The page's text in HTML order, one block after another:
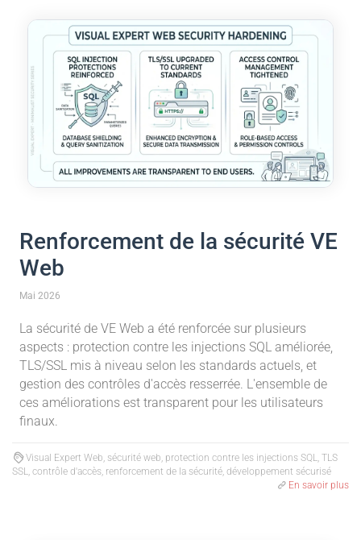
Renforcement de la sécurité VE
Web
Mai 2026
La sécurité de VE Web a été renforcée sur plusieurs
aspects : protection contre les injections SQL améliorée,
TLS/SSL mis à niveau selon les standards actuels, et
gestion des contrôles d'accès resserrée. L'ensemble de
ces améliorations est transparent pour les utilisateurs
finaux.
Visual Expert Web, sécurité web, protection contre les injections SQL, TLS
SSL, contrôle d'accès, renforcement de la sécurité, développement sécurisé
En savoir plus